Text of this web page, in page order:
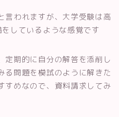
言われますが、大学受験は高
しているような感覚です
定期的に自分の解答を添削し
る問題を模試のように解きた
すめなので、資料請求してみ